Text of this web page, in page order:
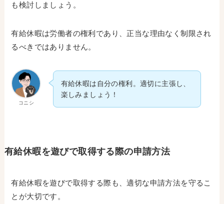
も検討しましょう。
有給休暇は労働者の権利であり、正当な理由なく制限され
るべきではありません。
コニシ
有給休暇は自分の権利。適切に主張し、
楽しみましょう！
有給休暇を遊びで取得する際の申請方法
有給休暇を遊びで取得する際も、適切な申請方法を守るこ
とが大切です。